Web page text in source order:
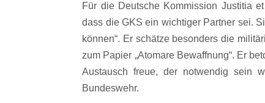
Für die Deutsche Kommission Justitia
dass die GKS ein wichtiger Partner sei.
können“. Er schätze besonders die
zum Papier „Atomare Bewaffnung“. Er
Austausch freue, der notwendig sein
Bundeswehr.